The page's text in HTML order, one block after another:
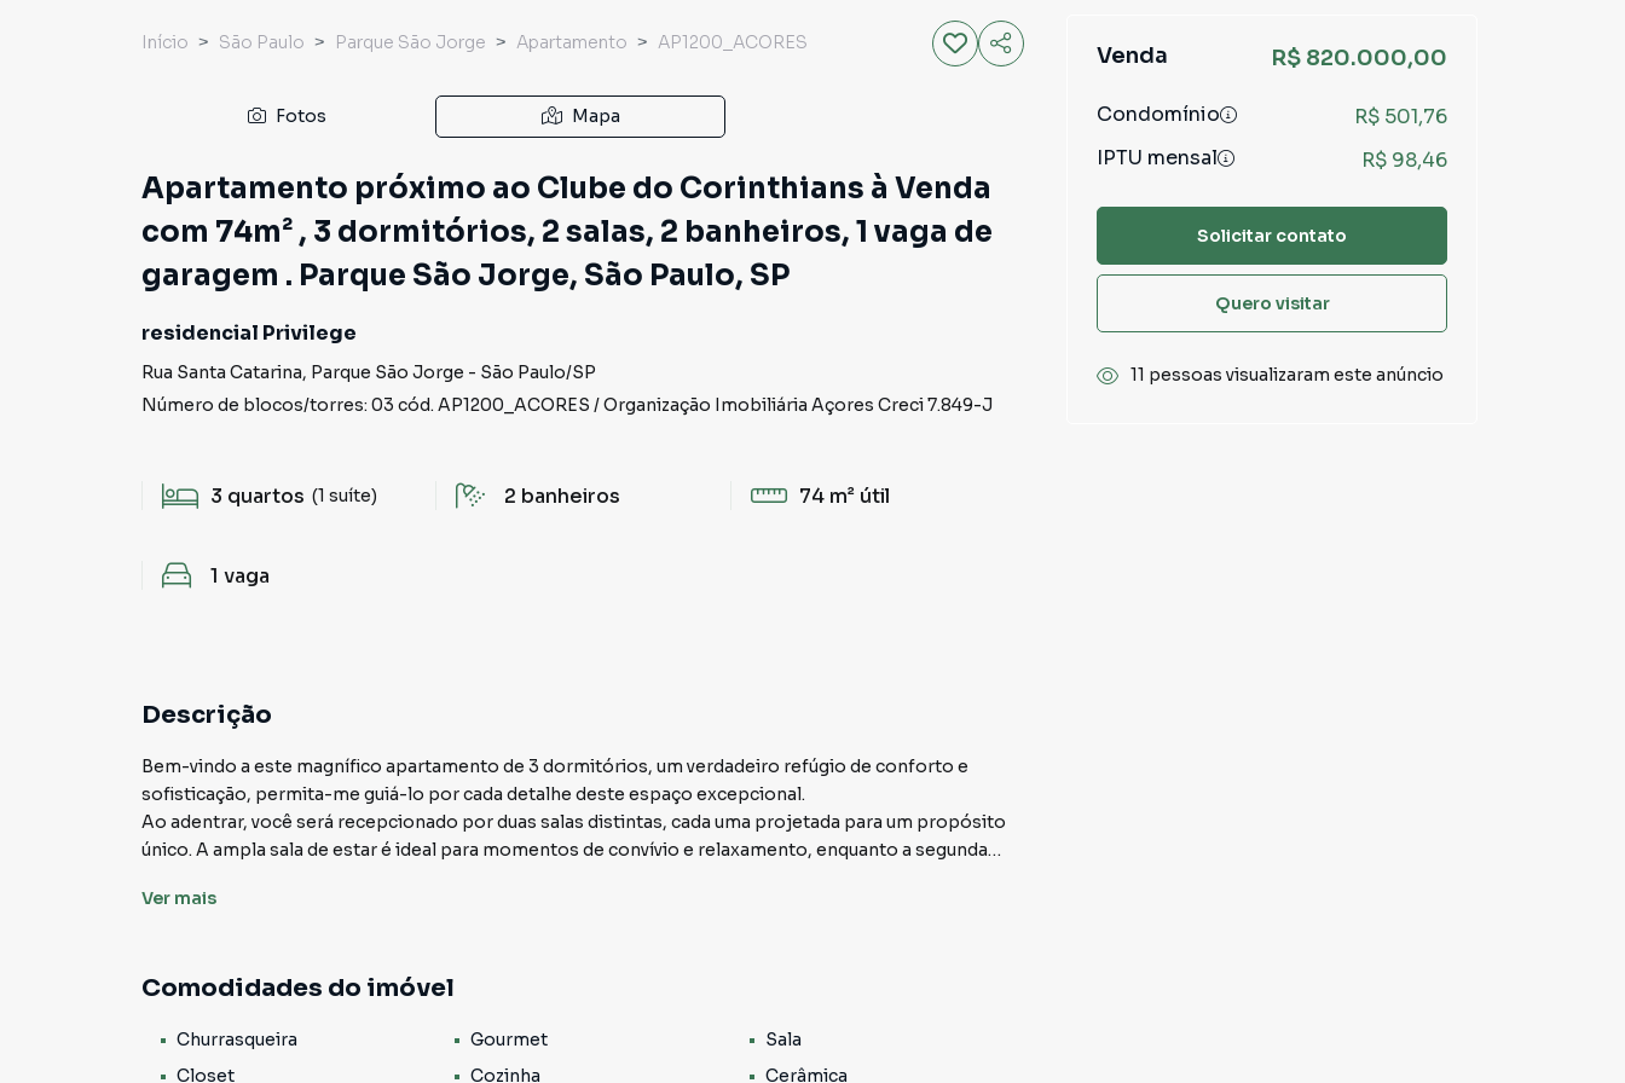
Início São Paulo Parque São Jorge Apartamento AP1200_ACORES
Fotos Mapa
Apartamento próximo ao Clube do Corinthians à Venda
com 74m² , 3 dormitórios, 2 salas, 2 banheiros, 1 vaga de
garagem . Parque São Jorge, São Paulo, SP
residencial Privilege
Rua Santa Catarina, Parque São Jorge - São Paulo/SP
Número de blocos/torres: 03 cód. AP1200_ACORES /Organização Imobiliária Açores Creci7.849-J
3 quartos (1 suíte) 2 banheiros 74 m² útil
1 vaga
Descrição
Bem-vindo a este magnífico apartamento de 3 dormitórios, um verdadeiro refúgio de conforto e
sofisticação, permita-me guiá-lo por cada detalhe deste espaço excepcional.
Ao adentrar, você será recepcionado por duas salas distintas, cada uma projetada para um propósito
único. A ampla sala de estar é ideal para momentos de convívio e relaxamento, enquanto a segunda
adicional de entretenimento.
tranquilidade.
experiências culinárias memoráveis. O porcelanato, presente em todo o apartamento, adiciona um
toque de elegância a cada ambiente.
Ver mais
Comodidades do imóvel
Churrasqueira Gourmet
Sala
Closet
Cozinha
Cerâmica
Venda R$ 820.000,00
Condomínio
R$ 501,76
IPTU mensal
R$ 98,46
Solicitar contato
Quero visitar
11 pessoas visualizaram este anúncio